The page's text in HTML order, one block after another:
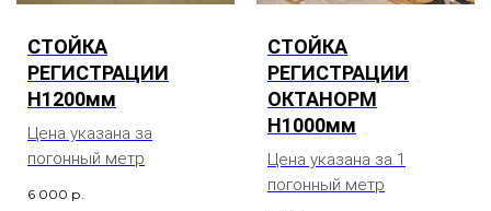
СТОЙКА
РЕГИСТРАЦИИ
H1200мм
Цена указана за
погонный метр
6 000 р.
СТОЙКА
РЕГИСТРАЦИИ
ОКТАНОРМ
H1000мм
Цена указана за 1
погонный метр